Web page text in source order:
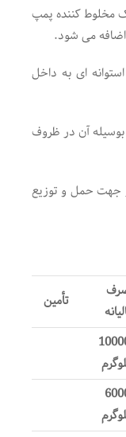
مخلوط کننده پمپ
می شود.
ای به داخل
آن در ظروف
جهت حمل و توزیع
تأمین